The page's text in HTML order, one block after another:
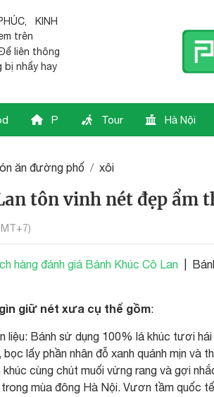
,
KINH
trên
liên thông
bị nhẩy hay
P Tour Hà Nội
ăn đường phố xôi
tôn vinh nét đẹp ẩm
hàng đánh giá Bánh Khúc Cô Lan |
giữ nét xưa cụ thể gồm:
liệu: Bánh sử dụng 100% lá khúc tươi
lấy phần nhân đỗ xanh quánh mịn và
cùng chút muối vừng rang và gợi
mùa đông Hà Nội. Vươn tầm quốc